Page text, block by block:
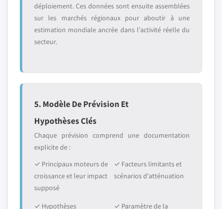
déploiement. Ces données sont ensuite assemblées
sur les marchés régionaux pour aboutir à une
estimation mondiale ancrée dans l'activité réelle du
secteur.
5. Modèle De Prévision Et
Hypothèses Clés
Chaque prévision comprend une documentation
explicite de :
✓ Principaux moteurs de
croissance et leur impact
supposé
✓ Facteurs limitants et
scénarios d'atténuation
✓ Hypothèses
✓ Paramètre de la